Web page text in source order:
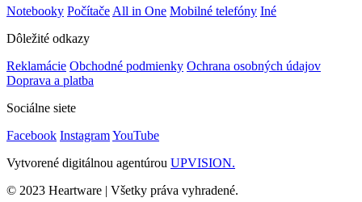
Notebooky Počítače All in One Mobilné telefóny Iné
Dôležité odkazy
Reklamácie Obchodné podmienky Ochrana osobných údajov
Doprava a platba
Sociálne siete
Facebook InstagramYouTube
Vytvorené digitálnou agentúrou UPVISION.
© 2023 Heartware | Všetky práva vyhradené.